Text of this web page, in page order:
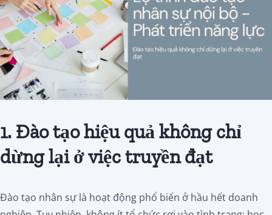
1. Đào tạo hiệu quả không chỉ
dừng lại ở việc truyền đạt
Đào tạo nhân sự là hoạt động phổ biến ở hầu hết doanh